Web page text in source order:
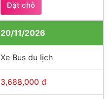
Đặt chỗ
20/11/2026
Xe Bus du lịch
3,688,000 đ